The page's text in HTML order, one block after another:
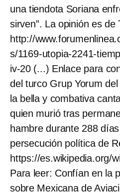
una tiendota Soriana
sirven”. La opinión es de
http://
s/1169-utopia-2241-
iv-20 (...) Enlace para
del turco Grup Yorum
la bella y combativa
quien murió tras
hambre durante 288
persecución política de
https://es.wikipedia.org/
Para leer: Confían en la
sobre Mexicana de